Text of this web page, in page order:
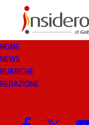
HOME
NEWS
RUBRICHE
REDAZIONE
MEDIATICA